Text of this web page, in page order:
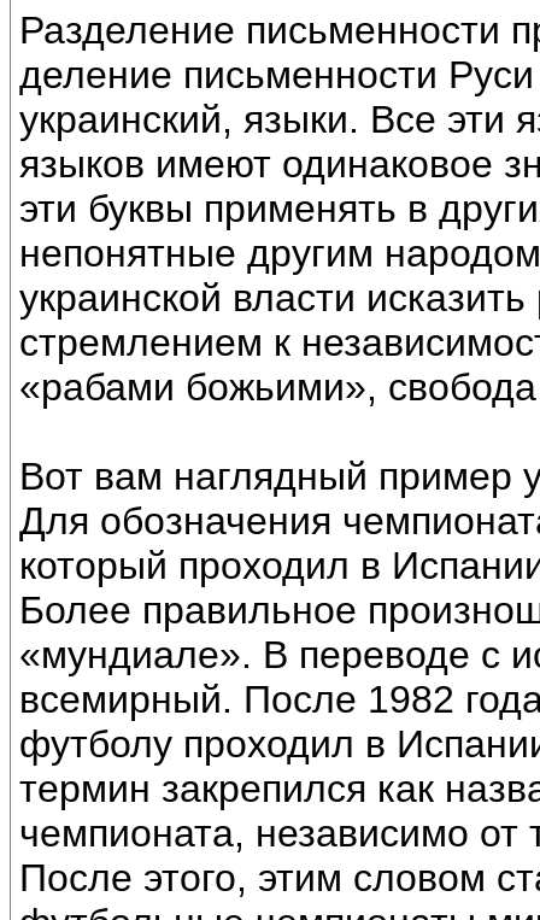
Разделение письменности
деление письменности
украинский, языки. Все эти
языков имеют одинаковое
эти буквы применять в
непонятные другим
украинской власти
стремлением к
«рабами божьими», свобода
Вот вам наглядный пример
Для обозначения
который проходил в
Более правильное
«мундиале». В переводе с
всемирный. После 1982
футболу проходил в
термин закрепился как
чемпионата, независимо от
После этого, этим словом